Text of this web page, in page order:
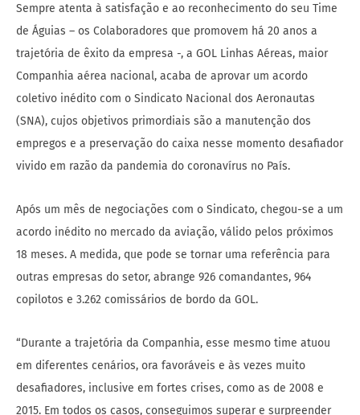
Sempre atenta à satisfação e ao reconhecimento do seu Time
de Águias – os Colaboradores que promovem há 20 anos a
trajetória de êxito da empresa -, a GOL Linhas Aéreas, maior
Companhia aérea nacional, acaba de aprovar um acordo
coletivo inédito com o Sindicato Nacional dos Aeronautas
(SNA), cujos objetivos primordiais são a manutenção dos
empregos e a preservação do caixa nesse momento desafiador
vivido em razão da pandemia do coronavírus no País.
Após um mês de negociações com o Sindicato, chegou-se a um
acordo inédito no mercado da aviação, válido pelos próximos
18 meses. A medida, que pode se tornar uma referência para
outras empresas do setor, abrange 926 comandantes, 964
copilotos e 3.262 comissários de bordo da GOL.
“Durante a trajetória da Companhia, esse mesmo time atuou
em diferentes cenários, ora favoráveis e às vezes muito
desafiadores, inclusive em fortes crises, como as de 2008 e
2015. Em todos os casos, conseguimos superar e surpreender